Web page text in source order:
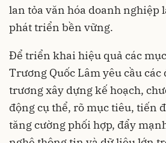
lan tỏa văn hóa doanh nghiệp
phát triển bền vững.
Để triển khai hiệu quả các
Trương Quốc Lâm yêu cầu
trương xây dựng kế hoạch,
động cụ thể, rõ mục tiêu, tiến
tăng cường phối hợp, đẩy